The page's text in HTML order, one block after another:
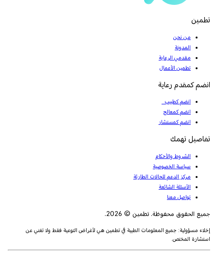
تطمين
من نحن
المدونة
مقدمي الرعاية
تطمين الأعمال
انضم كمقدم رعاية
انضم كطبيب
انضم كمعالج
انضم كمستشار
تفاصيل تهمك
الشروط والأحكام
سياسة الخصوصية
مركز الدعم للحالات الطارئة
الأسئلة الشائعة
تواصل معنا
جميع الحقوق محفوظة. تطمين © 2026.
إخلاء مسؤولية: جميع المعلومات الطبية في تطمين هي لأغراض التوعية فقط ولا تغني عن
استشارة المختص.